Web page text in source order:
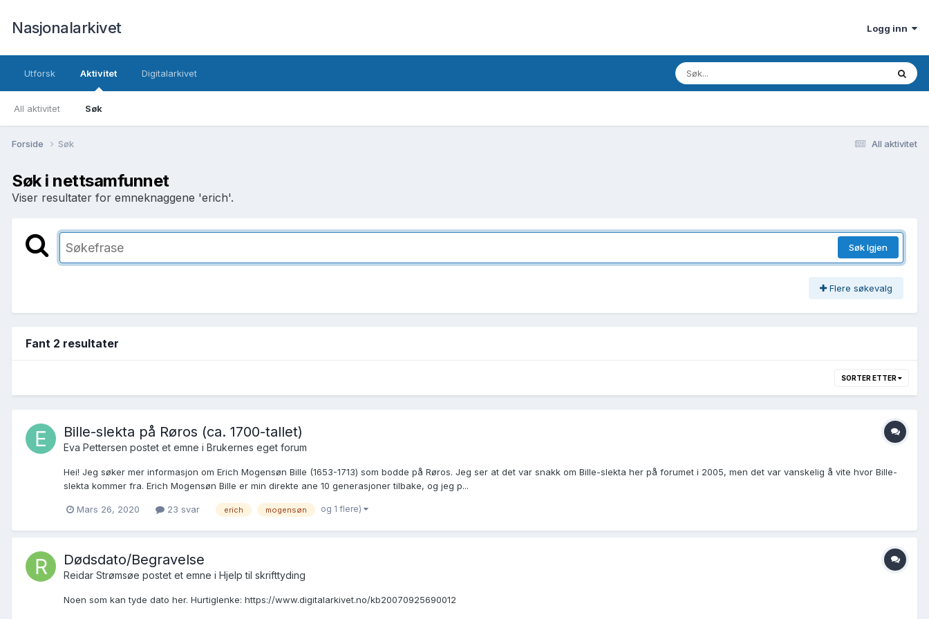
Nasjonalarkivet Logg inn
Utforsk Aktivitet
All aktivitet Søk
Digitalarkivet
All aktivitet
Forside Søk
Søk i nettsamfunnet
Viser resultater for emneknaggene 'erich'.
Søk Igjen
Flere søkevalg
Fant 2 resultater
SORTER ETTER
Bille-slekta på Røros (ca. 1700-tallet)
Eva Pettersen postet et emne i Brukernes eget forum
Hei! Jeg søker mer informasjon om Erich Mogensøn Bille (1653-1713) som bodde på Røros. Jeg ser at det var snakk om Bille-slekta her på forumet i 2005, men det var vanskelig å vite hvor Bille-
slekta kommer fra. Erich Mogensøn Bille er min direkte ane 10 generasjoner tilbake, og jeg p...
Mars 26, 2020 23 svar erich mogensøn og 1 flere)
Dødsdato/Begravelse
Reidar Strømsøe postet et emne i Hjelp til skrifttyding
Noen som kan tyde dato her. Hurtiglenke: https://www.digitalarkivet.no/kb20070925690012